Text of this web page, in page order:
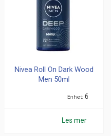
Nivea Roll On Dark Wood
Men 50ml
Enhet 6
Les mer